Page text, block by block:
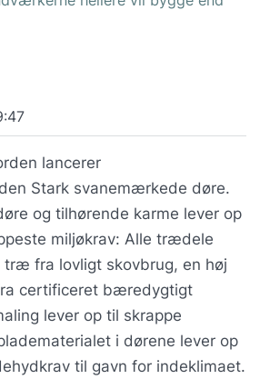
lancerer
Stark svanemærkede døre.
og tilhørende karme lever op
miljøkrav: Alle trædele
fra lovligt skovbrug, en høj
certificeret bæredygtigt
lever op til skrappe
i dørene lever op
til gavn for indeklimaet.